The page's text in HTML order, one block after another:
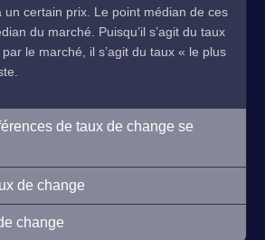
un certain prix. Le point médian de ces
du marché. Puisqu’il s’agit du taux
le marché, il s’agit du taux « le plus
de taux de change se
de change
change